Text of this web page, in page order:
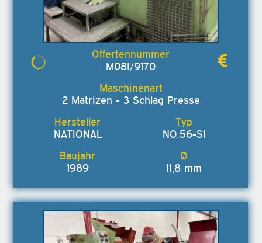
M08I/9170
2 Matrizen - 3 Schlag Presse
NATIONAL NO.56-S1
1989 11,8 mm